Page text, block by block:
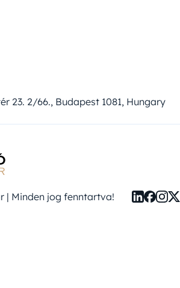
23. 2/66., Budapest 1081, Hungary
| Minden jog fenntartva!